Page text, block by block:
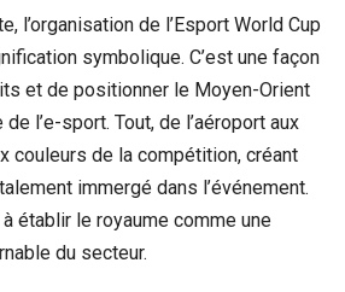
l’organisation de l’Esport World Cup
symbolique. C’est une façon
et de positionner le Moyen-Orient
l’e-sport. Tout, de l’aéroport aux
couleurs de la compétition, créant
immergé dans l’événement.
établir le royaume comme une
du secteur.